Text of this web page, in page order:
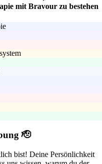
mit Bravour zu bestehen
🫡
bist! Deine Persönlichkeit